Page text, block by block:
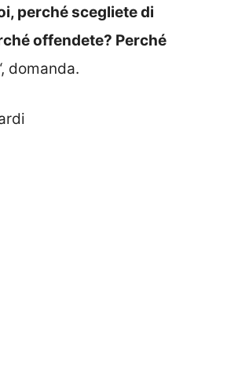
perché scegliete di
offendete? Perché
domanda.